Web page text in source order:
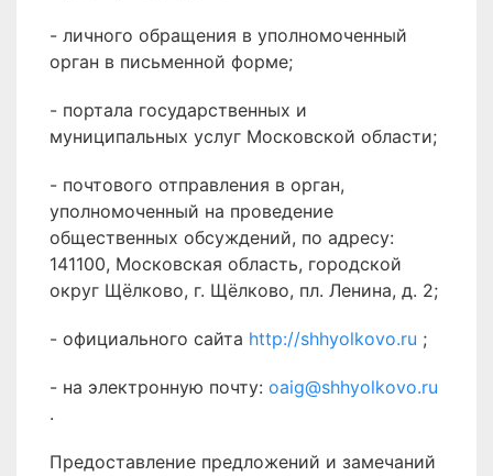
- личного обращения в уполномоченный
орган в письменной форме;
- портала государственных и
муниципальных услуг Московской области;
- почтового отправления в орган,
уполномоченный на проведение
общественных обсуждений, по адресу:
141100, Московская область, городской
округ Щёлково, г. Щёлково, пл. Ленина, д. 2;
- официального сайта http://shhyolkovo.ru ;
- на электронную почту: oaig@shhyolkovo.ru
.
Предоставление предложений и замечаний